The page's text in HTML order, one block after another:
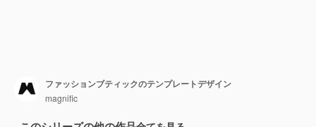
ファッションブティックのテンプレートデザイン
magnific